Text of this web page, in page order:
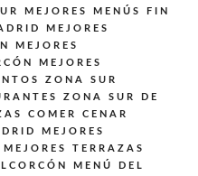
MEJORES MENÚS FIN
MEJORES
MEJORES
MEJORES
ZONA SUR
ZONA SUR DE
COMER CENAR
MEJORES
MEJORES TERRAZAS
MENÚ DEL